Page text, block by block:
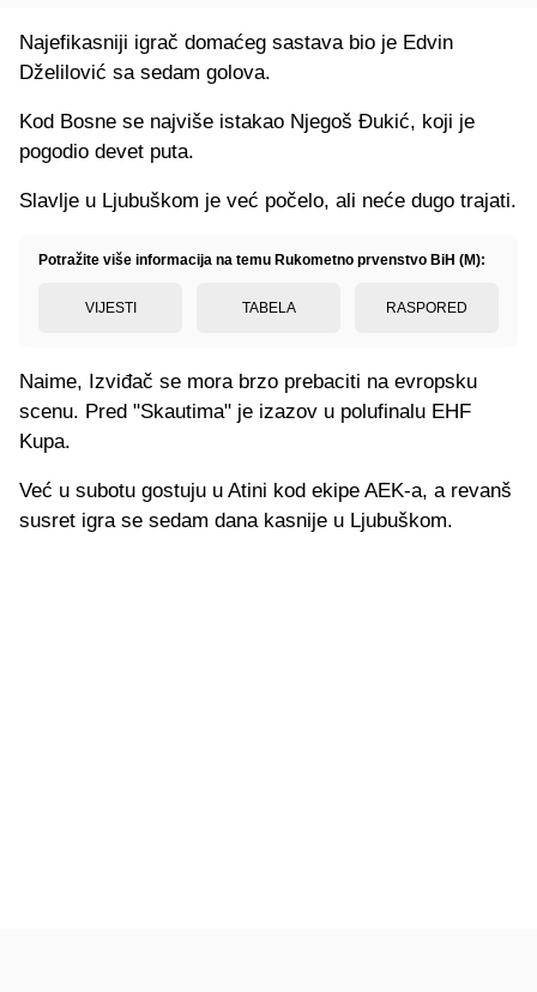
Najefikasniji igrač domaćeg sastava bio je Edvin
Dželilović sa sedam golova.
Kod Bosne se najviše istakao Njegoš Đukić, koji je
pogodio devet puta.
Slavlje u Ljubuškom je već počelo, ali neće dugo trajati.
Potražite više informacija na temu Rukometno prvenstvo BiH (M):
VIJESTI TABELA RASPORED
Naime, Izviđač se mora brzo prebaciti na evropsku
scenu. Pred "Skautima" je izazov u polufinalu EHF
Kupa.
Već u subotu gostuju u Atini kod ekipe AEK-a, a revanš
susret igra se sedam dana kasnije u Ljubuškom.